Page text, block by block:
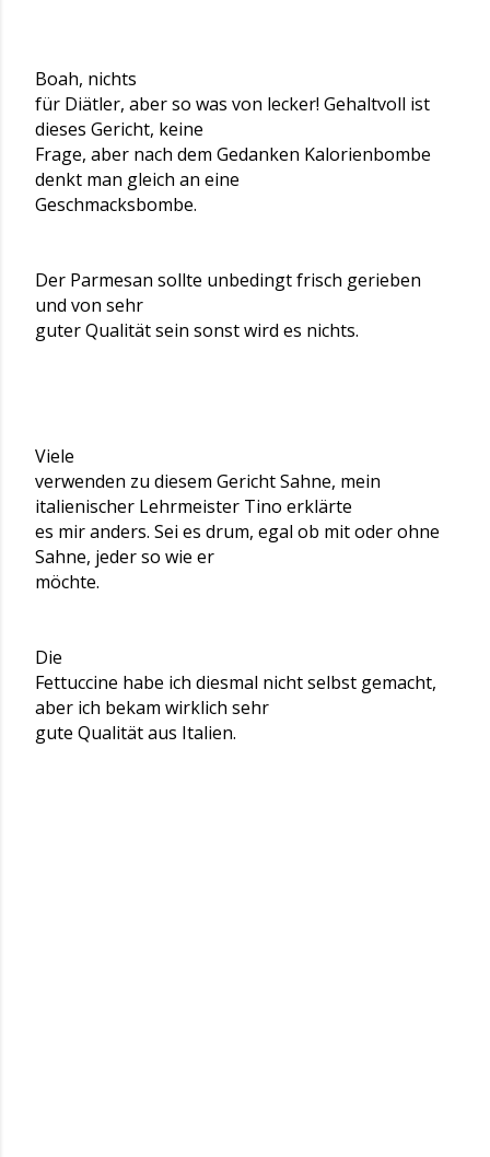
Boah, nichts
für Diätler, aber so was von lecker! Gehaltvoll ist
dieses Gericht, keine
Frage, aber nach dem Gedanken Kalorienbombe
denkt man gleich an eine
Geschmacksbombe.
Der Parmesan sollte unbedingt frisch gerieben
und von sehr
guter Qualität sein sonst wird es nichts.
Viele
verwenden zu diesem Gericht Sahne, mein
italienischer Lehrmeister Tino erklärte
es mir anders. Sei es drum, egal ob mit oder ohne
Sahne, jeder so wie er
möchte.
Die
Fettuccine habe ich diesmal nicht selbst gemacht,
aber ich bekam wirklich sehr
gute Qualität aus Italien.